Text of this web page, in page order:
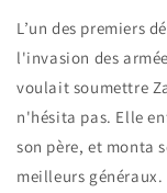
L’un des premiers
l'invasion des
voulait soumettre
n'hésita pas. Elle
son père, et monta
meilleurs